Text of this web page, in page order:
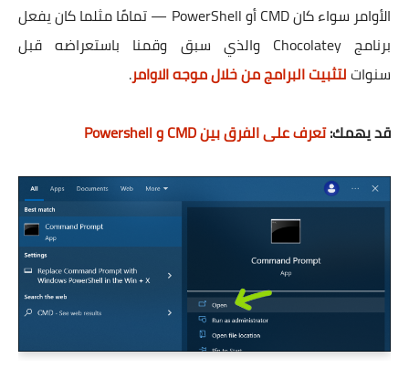
الأوامر سواء كان CMD أو PowerShell — تمامًا مثلما كان يفعل
برنامج Chocolatey والذي سبق وقمنا باستعراضه قبل
سنواتلتثبيت البرامج من خلال موجه الاوامر.
قد يهمك:تعرف على الفرق بين CMD و Powershell